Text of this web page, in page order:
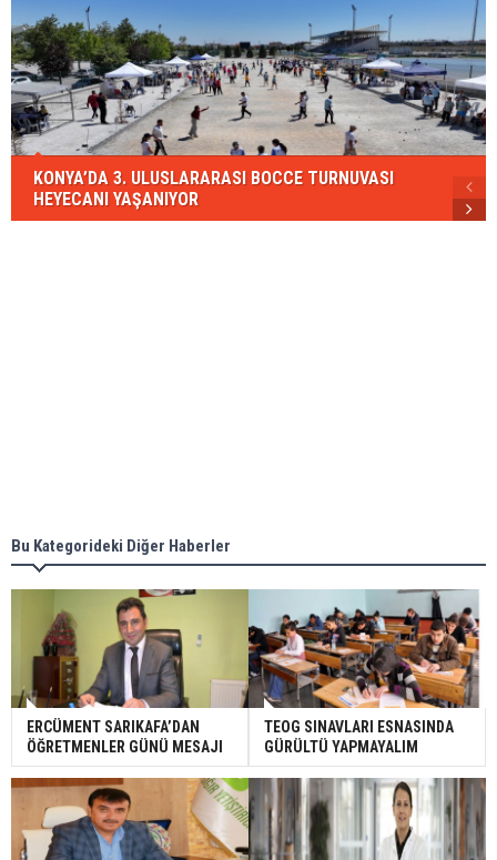
KONYA’DA 3. ULUSLARARASI BOCCE TURNUVASI
HEYECANI YAŞANIYOR
Bu Kategorideki Diğer Haberler
ERCÜMENT SARIKAFA’DAN
ÖĞRETMENLER GÜNÜ MESAJI
TEOG SINAVLARI ESNASINDA
GÜRÜLTÜ YAPMAYALIM